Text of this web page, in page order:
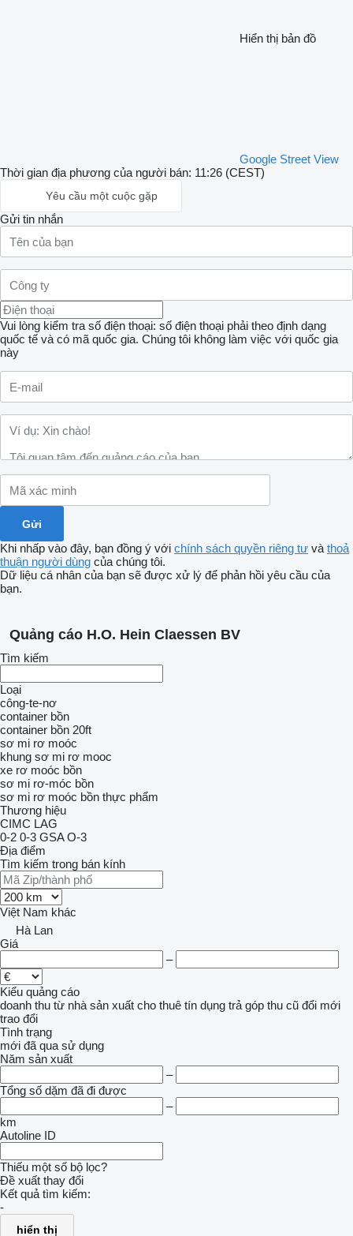
Hiển thị bản đồ
Google Street View
Thời gian địa phương của người bán: 11:26 (CEST)
Yêu cầu một cuộc gặp
Gửi tin nhắn
Vui lòng kiểm tra số điện thoại: số điện thoại phải theo định dạng
quốc tế và có mã quốc gia. Chúng tôi không làm việc với quốc gia
này
Khi nhấp vào đây, bạn đồng ý với chính sách quyền riêng tư và thoả
thuận người dùng của chúng tôi.
Dữ liệu cá nhân của bạn sẽ được xử lý để phản hồi yêu cầu của
bạn.
Quảng cáo H.O. Hein Claessen BV
Tìm kiếm
Loại
công-te-nơ
container bồn
container bồn 20ft
sơ mi rơ moóc
khung sơ mi rơ mooc
xe rơ moóc bồn
sơ mi rơ-móc bồn
sơ mi rơ moóc bồn thực phẩm
Thương hiệu
CIMC LAG
0-2 0-3 GSA O-3
Địa điểm
Tìm kiếm trong bán kính
Việt Nam khác
Hà Lan
Giá
–
Kiểu quảng cáo
doanh thu từ nhà sản xuất cho thuê tín dụng trả góp thu cũ đổi mới
trao đổi
Tình trạng
mới đã qua sử dụng
Năm sản xuất
–
Tổng số dặm đã đi được
–
km
Autoline ID
Thiếu một số bộ lọc?
Đề xuất thay đổi
Kết quả tìm kiếm:
-
hiển thị